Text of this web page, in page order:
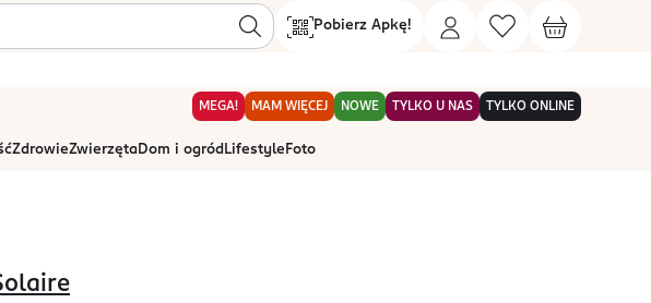
Pobierz Apkę!
MEGA! MAM WIĘCEJ NOWE TYLKO U NAS TYLKO ONLINE
ZdrowieZwierzętaDom i ogród Lifestyle Foto